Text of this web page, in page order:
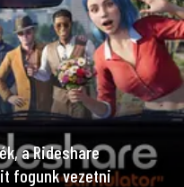
a Rideshare
fogunk vezetni